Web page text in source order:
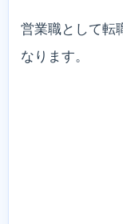
営業職として転
なります。